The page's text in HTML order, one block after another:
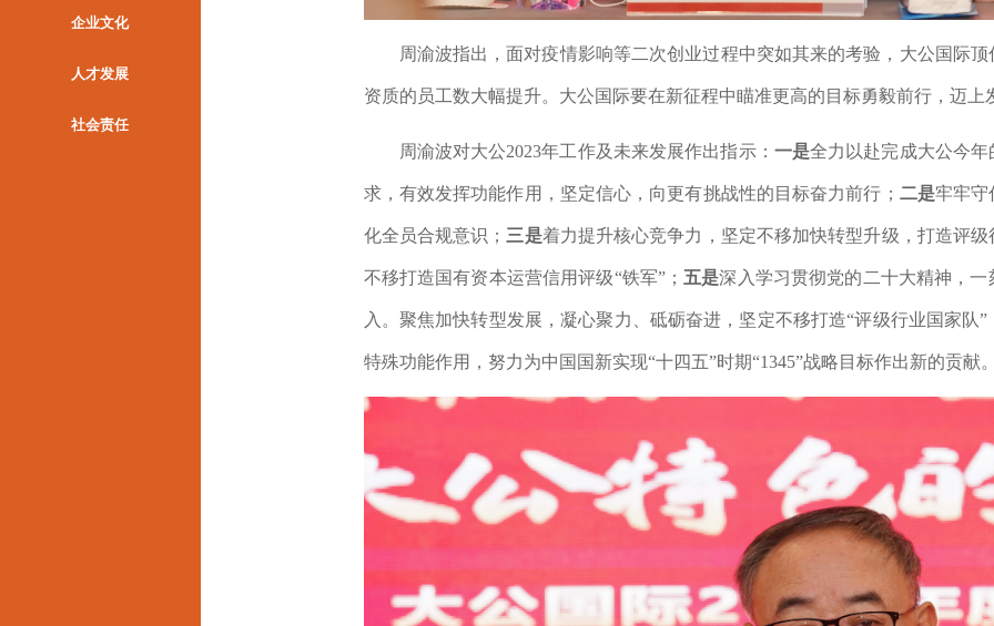
企业文化
人才发展
社会责任
周渝波指出，面对疫情影响等二次创业过程中突如其来的考验，大公国际
资质的员工数大幅提升。大公国际要在新征程中瞄准更高的目标勇毅前行，迈上
周渝波对大公2023年工作及未来发展作出指示： 一是全力以赴完成大公今年
求， 有效发挥功能作用，坚定信心，向更有挑战性的目标奋力前行； 二是牢牢守
化全员合规意识； 三是着力提升核心竞争力，坚定不移加快转型升级，打造评级
不移打造国有资本运营信用评级“铁军”； 五是深入学习贯彻党的二十大精神，一
入。聚焦加快转型发展，凝心聚力、砥砺奋进，坚定不移打造“评级行业国家队
特殊功能作用，努力为中国国新实现“十四五”时期“1345”战略目标作出新的贡献